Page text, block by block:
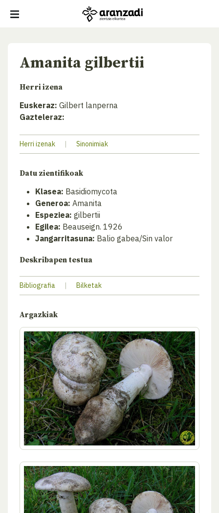
Amanita gilbertii
Herri izena
Euskeraz: Gilbert lanperna
Gazteleraz:
Herri izenak | Sinonimiak
Datu zientifikoak
Klasea: Basidiomycota
Generoa: Amanita
Espeziea: gilbertii
Egilea: Beauseign. 1926
Jangarritasuna: Balio gabea/Sin valor
Deskribapen testua
Bibliografia | Bilketak
Argazkiak